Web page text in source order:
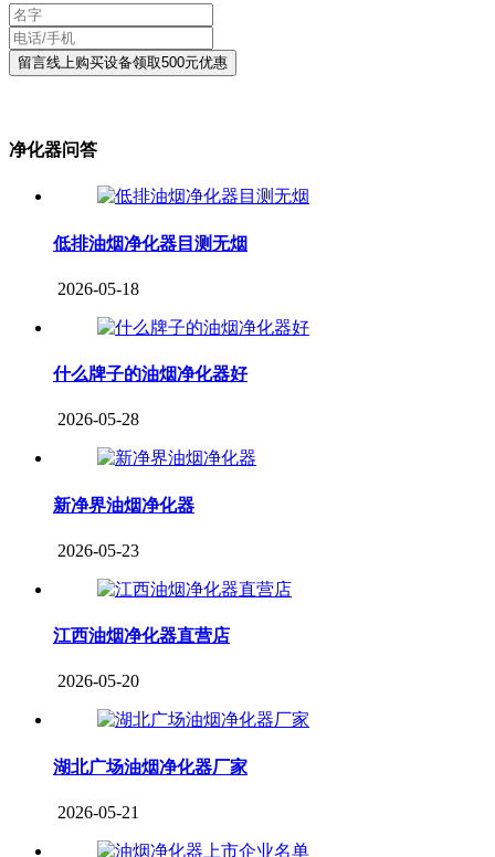
净化器问答
低排油烟净化器目测无烟
2026-05-18
什么牌子的油烟净化器好
2026-05-28
新净界油烟净化器
2026-05-23
江西油烟净化器直营店
2026-05-20
湖北广场油烟净化器厂家
2026-05-21